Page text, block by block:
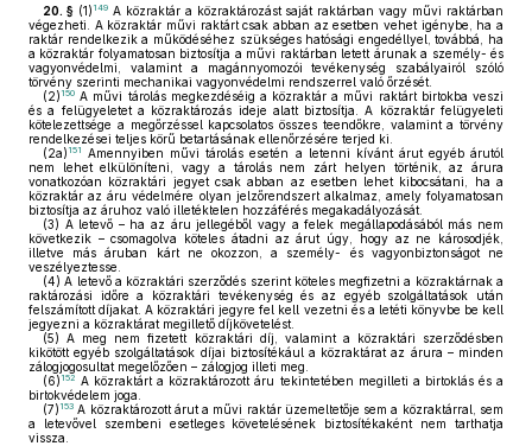
20. § (1) 149A közraktár a közraktározást saját raktárban vagy művi raktárban
végezheti. A közraktár művi raktárt csak abban az esetben vehet igénybe, ha a
raktár rendelkezik a működéséhez szükséges hatósági engedéllyel, továbbá, ha
a közraktár folyamatosan biztosítja a művi raktárban letett árunak a személy- és
vagyonvédelmi, valamint a magánnyomozói tevékenység szabályairól szóló
törvény szerinti mechanikai vagyonvédelmi rendszerrel való őrzését.
(2) 150 A művi tárolás megkezdéséig a közraktár a művi raktárt birtokba veszi
és a felügyeletet a közraktározás ideje alatt biztosítja. A közraktár felügyeleti
kötelezettsége a megőrzéssel kapcsolatos összes teendőkre, valamint a törvény
rendelkezései teljes körű betartásának ellenőrzésére terjed ki.
(2a) 151
Amennyiben művi tárolás esetén a letenni kívánt árut egyéb árutól
nem lehet elkülöníteni, vagy a tárolás nem zárt helyen történik, az árura
vonatkozóan közraktári jegyet csak abban az esetben lehet kibocsátani, ha a
közraktár az áru védelmére olyan jelzőrendszert alkalmaz, amely folyamatosan
biztosítja az áruhoz való illetéktelen hozzáférés megakadályozását.
(3) A letevő – ha az áru jellegéből vagy a felek megállapodásából más nem
következik – csomagolva köteles átadni az árut úgy, hogy az ne károsodjék,
illetve más áruban kárt ne okozzon, a személy- és vagyonbiztonságot ne
veszélyeztesse.
(4) A letevő a közraktári szerződés szerint köteles megfizetni a közraktárnak a
raktározási időre a közraktári tevékenység és az egyéb szolgáltatások után
felszámított díjakat. A közraktári jegyre fel kell vezetni és a letéti könyvbe be kell
jegyezni a közraktárat megillető díjkövetelést.
(5) A meg nem fizetett közraktári díj, valamint a közraktári szerződésben
kikötött egyéb szolgáltatások díjai biztosítékául a közraktárat az árura – minden
zálogjogosultat megelőzően – zálogjog illeti meg.
(6) 152 A közraktárt a közraktározott áru tekintetében megilleti a birtoklás és a
birtokvédelem joga.
(7) 153 A közraktározott árut a művi raktár üzemeltetője sem a közraktárral, sem
a letevővel szembeni esetleges követelésének biztosítékaként nem tarthatja
vissza.